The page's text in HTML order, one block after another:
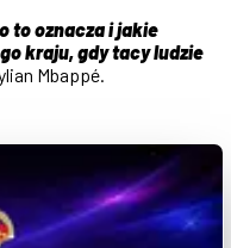
to oznacza i jakie
kraju, gdy tacy ludzie
Mbappé.